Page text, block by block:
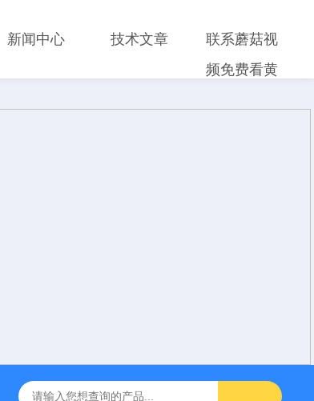
新闻中心 技术文章
联系蘑菇视
频免费看黄
非接触眼压计 inbody人体成分J30儿童型 飞利